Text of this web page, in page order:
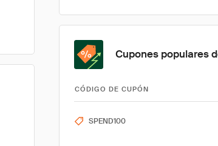
Cupones populares
CÓDIGO DE CUPÓN
SPEND100